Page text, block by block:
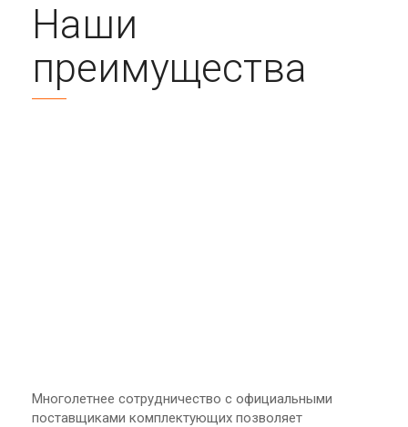
Наши
преимущества
Многолетнее сотрудничество с официальными
поставщиками комплектующих позволяет